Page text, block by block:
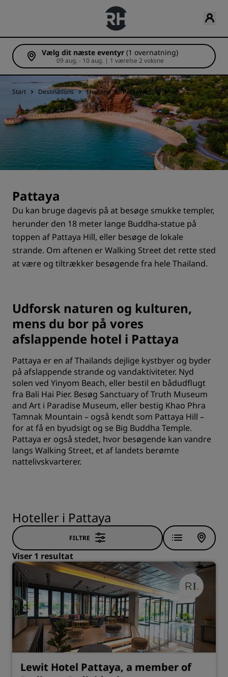
Vælg dit næste eventyr (1 overnatning)
09 aug. - 10 aug. | 1 værelse 2 voksne
Start Destinations Thailand Pattaya
Pattaya
Du kan bruge dagevis på at besøge smukke templer,
herunder den 18 meter lange Buddha-statue på
toppen af Pattaya Hill, eller besøge de lokale
strande. Om aftenen er Walking Street det rette sted
at være og tiltrækker besøgende fra hele Thailand.
Udforsk naturen og kulturen,
mens du bor på vores
afslappende hotel i Pattaya
Pattaya er en af Thailands dejlige kystbyer og byder
på afslappende strande og vandaktiviteter. Nyd
solen ved Yinyom Beach, eller bestil en bådudflugt
fra Bali Hai Pier. Besøg Sanctuary of Truth Museum
and Art i Paradise Museum, eller bestig Khao Phra
Tamnak Mountain – også kendt som Pattaya Hill –
for at få en byudsigt og se Big Buddha Temple.
Pattaya er også stedet, hvor besøgende kan vandre
langs Walking Street, et af landets berømte
nattelivskvarterer.
Hoteller i Pattaya
FILTRE
Viser 1 resultat
Lewit Hotel Pattaya, a member of